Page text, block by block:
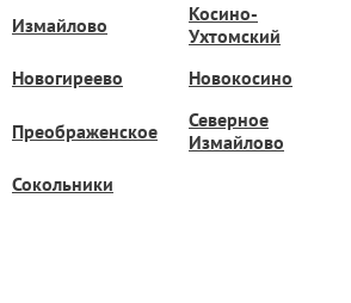
Измайлово
Косино-
Ухтомский
Новогиреево Новокосино
Преображенское
Северное
Измайлово
Сокольники